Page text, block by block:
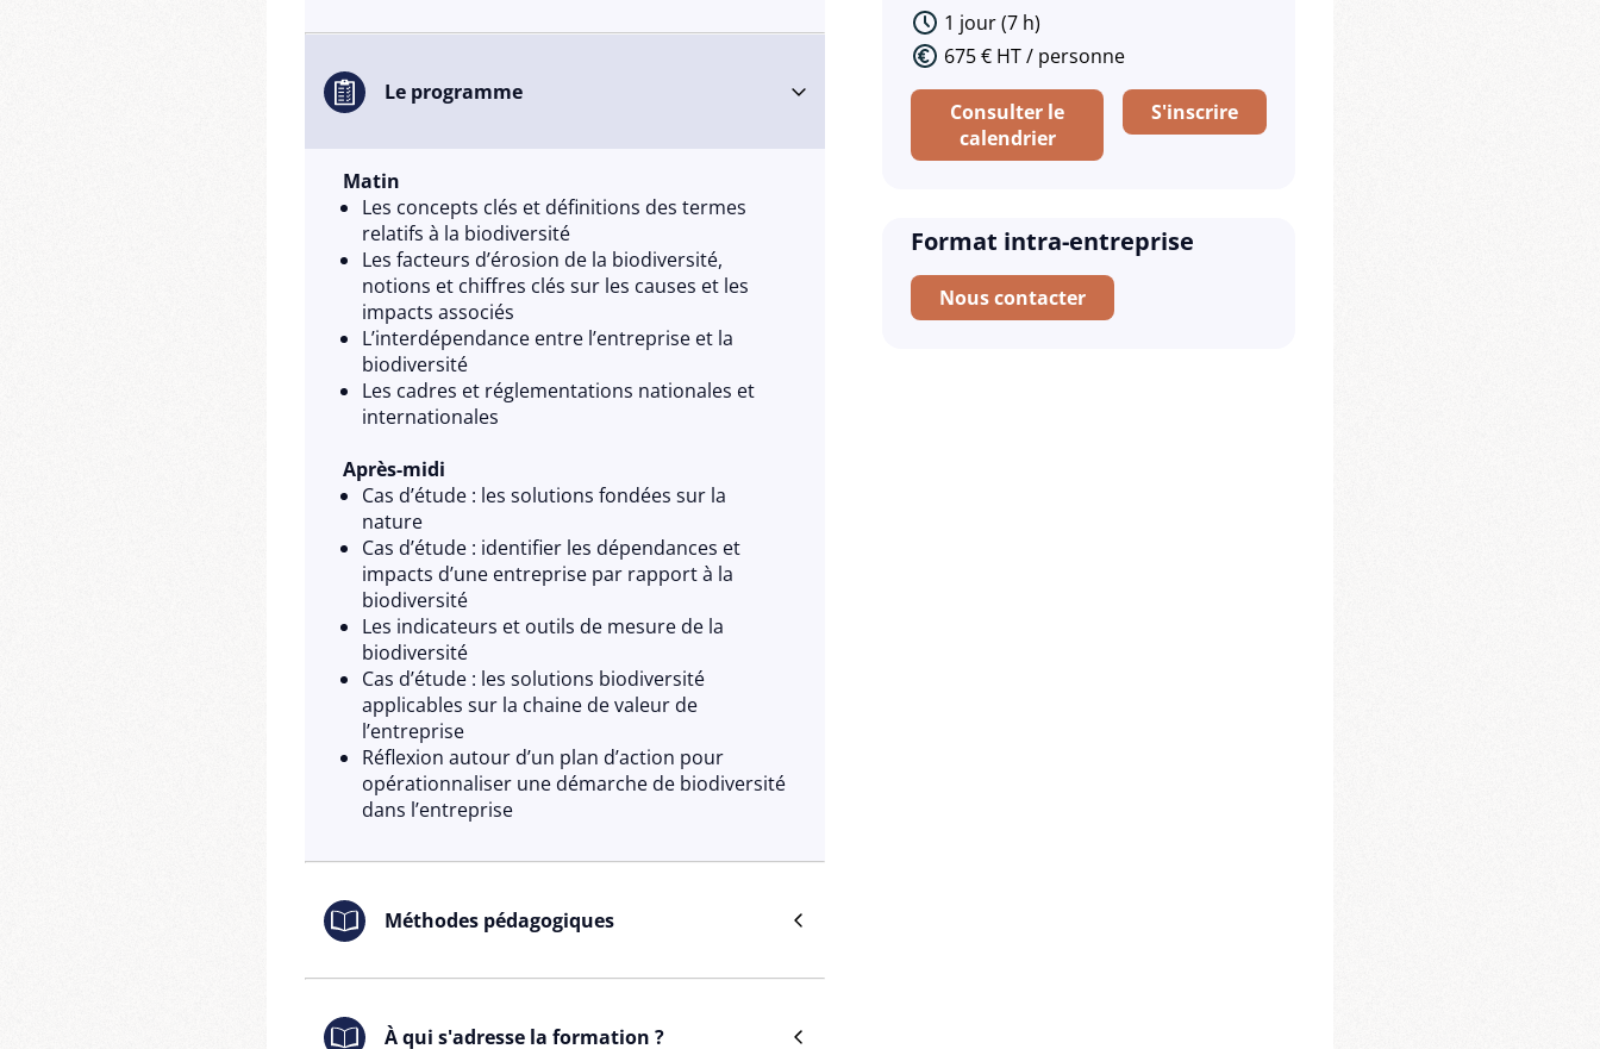
Le programme
Matin
Les concepts clés et définitions des termes
relatifs à la biodiversité
Les facteurs d’érosion de la biodiversité,
notions et chiffres clés sur les causes et les
impacts associés
L’interdépendance entre l’entreprise et la
biodiversité
Les cadres et réglementations nationales et
internationales
Après-midi
Cas d’étude : les solutions fondées sur la
nature
Cas d’étude : identifier les dépendances et
impacts d’une entreprise par rapport à la
biodiversité
Les indicateurs et outils de mesure de la
biodiversité
Cas d’étude : les solutions biodiversité
applicables sur la chaine de valeur de
l’entreprise
Réflexion autour d’un plan d’action pour
opérationnaliser une démarche de biodiversité
dans l’entreprise
Méthodes pédagogiques
Exercices pratiques à partir d’études de cas
À qui s'adresse la formation ?
1 jour (7 h)
675 € HT / personne
Consulter le
calendrier
S'inscrire
Format intra-entreprise
Nous contacter